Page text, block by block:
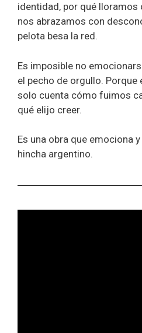
identidad, por qué lloramos
nos abrazamos con
pelota besa la red.
Es imposible no
el pecho de orgullo.
solo cuenta cómo fuimos
qué elijo creer.
Es una obra que emociona
hincha argentino.